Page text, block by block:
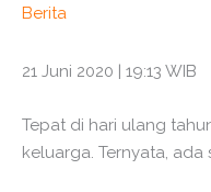
Berita
21 Juni 2020 | 19:13 WIB
Tepat di hari ulang
keluarga. Ternyata,